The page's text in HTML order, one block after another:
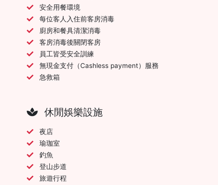
安全用餐環境
每位客人入住前客房消毒
廚房和餐具清潔消毒
客房消毒後關閉客房
員工皆受安全訓練
無現金支付（Cashless payment）服務
急救箱
休閒娛樂設施
夜店
瑜珈室
釣魚
登山步道
旅遊行程